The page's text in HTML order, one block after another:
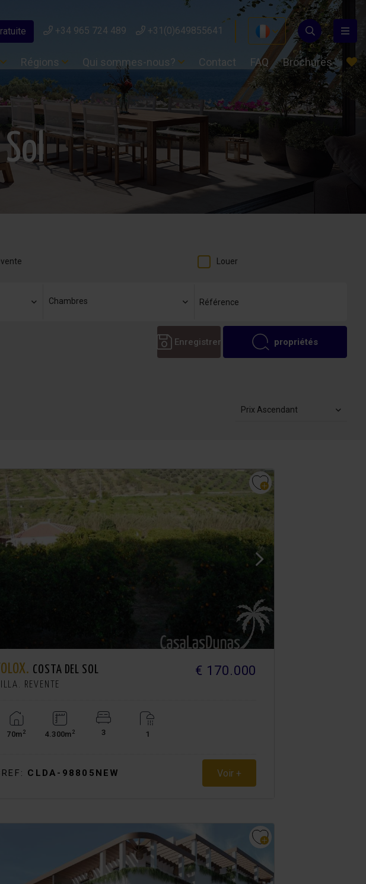
+34 965 724 489 +31(0)649855641
Régions Qui sommes-nous? Contact FAQ Brochures
Louer
Chambres
Enregistrer propriétés
Prix Ascendant
TOLOX. COSTA DEL SOL
REVENTE
€ 170.000
70m2 4.300m2 3 1
CLDA-98805NEW Voir +